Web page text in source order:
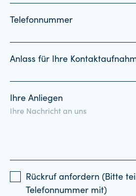
Telefonnummer
Anlass für Ihre
Ihre Anliegen
Rückruf anfordern (Bitte
Telefonnummer mit)